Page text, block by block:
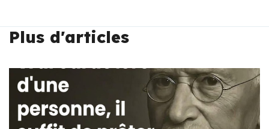
Plus d'articles